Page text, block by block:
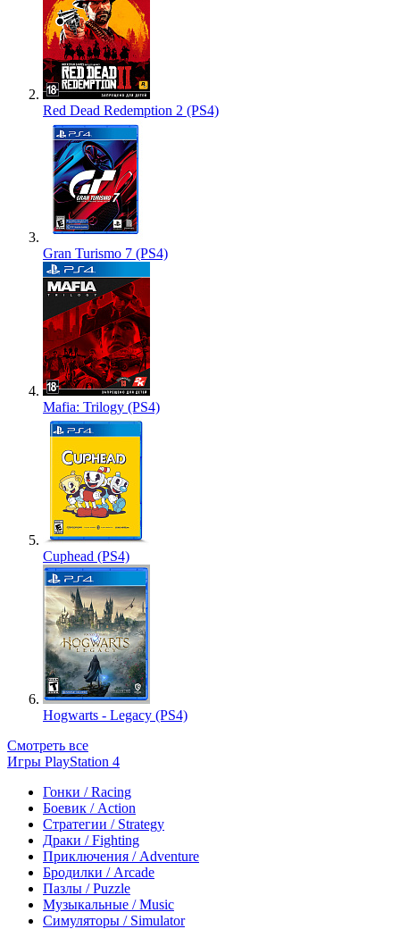
Red Dead Redemption 2 (PS4)
Gran Turismo 7 (PS4)
Mafia: Trilogy (PS4)
Cuphead (PS4)
Hogwarts - Legacy (PS4)
Смотреть все
Игры PlayStation 4
Гонки / Racing
Боевик / Action
Стратегии / Strategy
Драки / Fighting
Приключения / Adventure
Бродилки / Arcade
Пазлы / Puzzle
Музыкальные / Music
Симуляторы / Simulator